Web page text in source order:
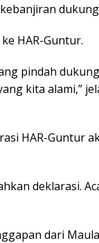
HAR-Guntur.
pindah
kita alami,”
HAR-Guntur
deklarasi.
dari